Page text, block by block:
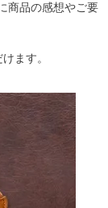
商品の感想やご要
ます。